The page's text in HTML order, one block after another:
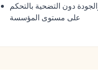
دون التضحية بالتحكم
على مستوى المؤسسة